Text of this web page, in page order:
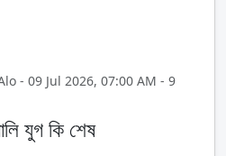
- 09 Jul 2026, 07:00 AM - 9
যুগ কি শেষ